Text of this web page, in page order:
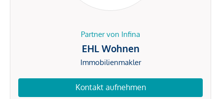
Partner von Infina
EHL Wohnen
Immobilienmakler
Kontakt aufnehmen